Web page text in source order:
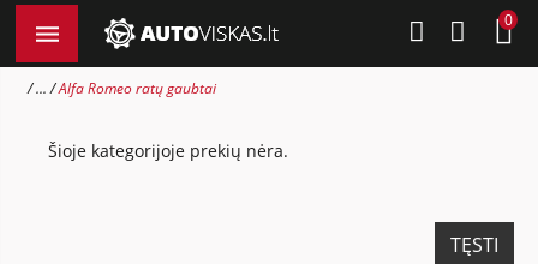
0
... Alfa Romeo ratų gaubtai
Šioje kategorijoje prekių nėra.
TĘSTI